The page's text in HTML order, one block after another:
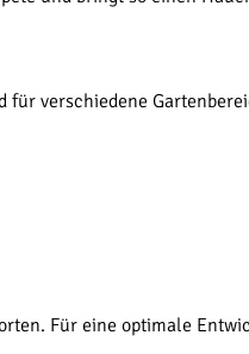
für verschiedene
Für eine optimale